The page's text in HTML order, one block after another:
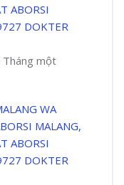
ABORSI
DOKTER
Tháng một
WA
MALANG,
ABORSI
DOKTER